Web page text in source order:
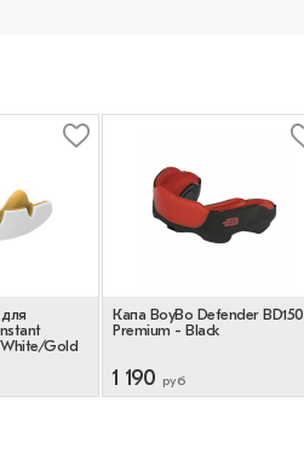
Gold
Капа BoyBo Defender BD150
Premium - Black
1 190 руб